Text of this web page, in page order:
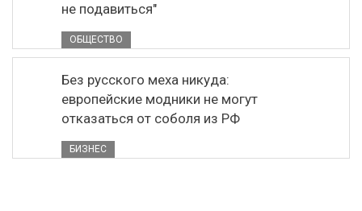
не подавиться"
ОБЩЕСТВО
Без русского меха никуда:
европейские модники не могут
отказаться от соболя из РФ
БИЗНЕС